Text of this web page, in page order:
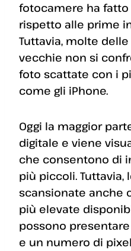
fotocamere ha
rispetto alle prime
Tuttavia, molte
vecchie non si
foto scattate con i
come gli iPhone.
Oggi la maggior
digitale e viene
che consentono di
più piccoli. Tuttavia,
scansionate anche
più elevate
possono
e un numero di